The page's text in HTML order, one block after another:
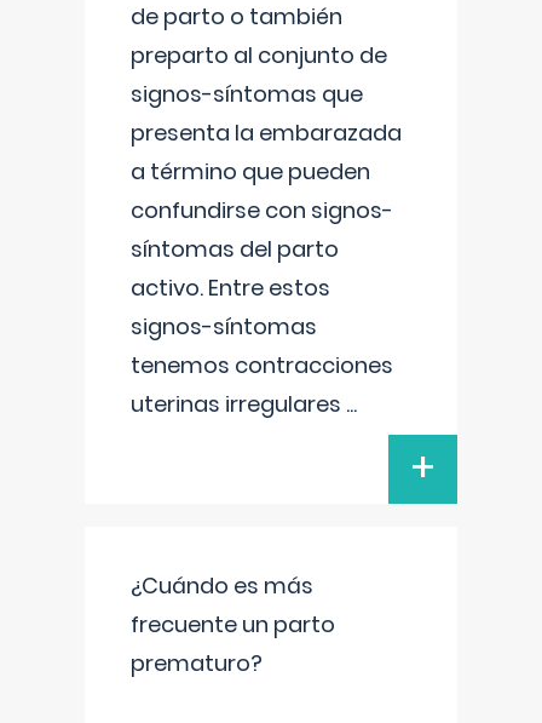
de parto o también
preparto al conjunto de
signos-síntomas que
presenta la embarazada
a término que pueden
confundirse con signos-
síntomas del parto
activo. Entre estos
signos-síntomas
tenemos contracciones
uterinas irregulares ...
+
¿Cuándo es más
frecuente un parto
prematuro?